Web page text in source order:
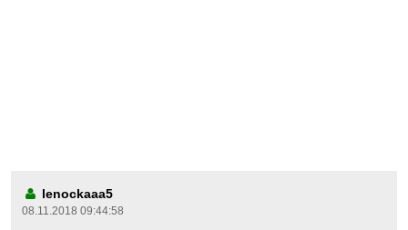
lenockaaa5
08.11.2018 09:44:58